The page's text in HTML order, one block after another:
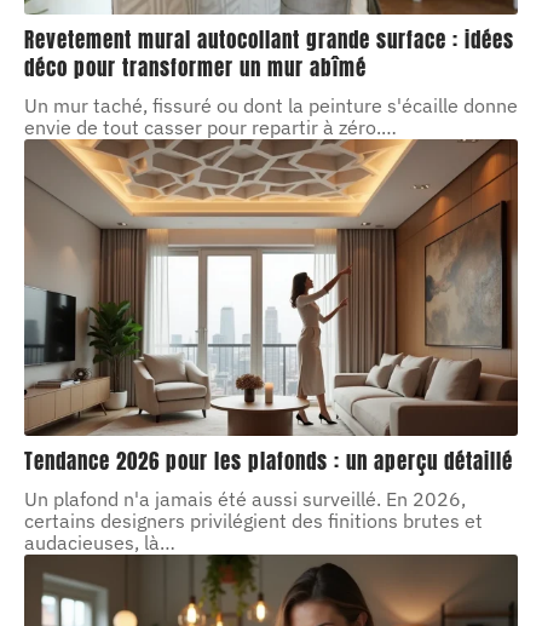
Revetement mural autocollant grande surface : idées
déco pour transformer un mur abîmé
Un mur taché, fissuré ou dont la peinture s'écaille donne
envie de tout casser pour repartir à zéro.…
Tendance 2026 pour les plafonds : un aperçu détaillé
Un plafond n'a jamais été aussi surveillé. En 2026,
certains designers privilégient des finitions brutes et
audacieuses, là…